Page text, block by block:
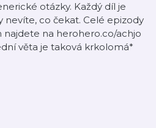
otázky. Každý díl je
nevíte, co čekat. Celé epizody
najdete na herohero.co/achjo
věta je taková krkolomá*